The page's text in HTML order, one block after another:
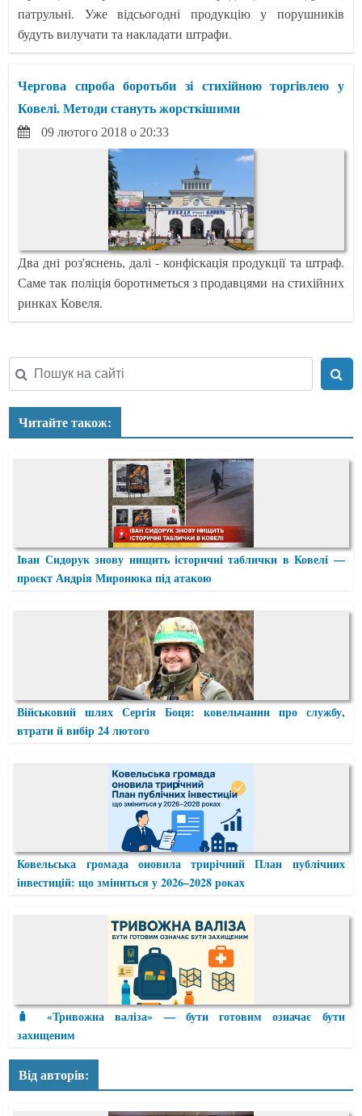
патрульні. Уже відсьогодні продукцію у порушників
будуть вилучати та накладати штрафи.
Чергова спроба боротьби зі стихійною торгівлею у
Ковелі. Методи стануть жорсткішими
09 лютого 2018 о 20:33
Два дні роз'яснень, далі - конфіскація продукції та штраф.
Саме так поліція боротиметься з продавцями на стихійних
ринках Ковеля.
Читайте також:
Іван Сидорук знову нищить історичні таблички в Ковелі —
проєкт Андрія Миронюка під атакою
Військовий шлях Сергія Боця: ковельчанин про службу,
втрати й вибір 24 лютого
Ковельська громада оновила трирічний План публічних
інвестицій: що зміниться у 2026–2028 роках
🧳 «Тривожна валіза» — бути готовим означає бути
захищеним
Від авторів: